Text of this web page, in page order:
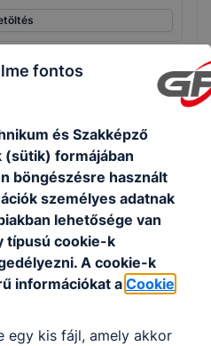
fontos
és Szakképző
(sütik) formájában
böngészésre használt
személyes adatnak
lehetősége van
típusú cookie-k
A cookie-k
információkat aCookie
egy kis fájl, amely akkor